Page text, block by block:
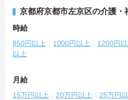
京都府京都市左京区の介護・
時給
850円以上 1000円以上 1200円
以上
月給
15万円以上 20万円以上 25万円